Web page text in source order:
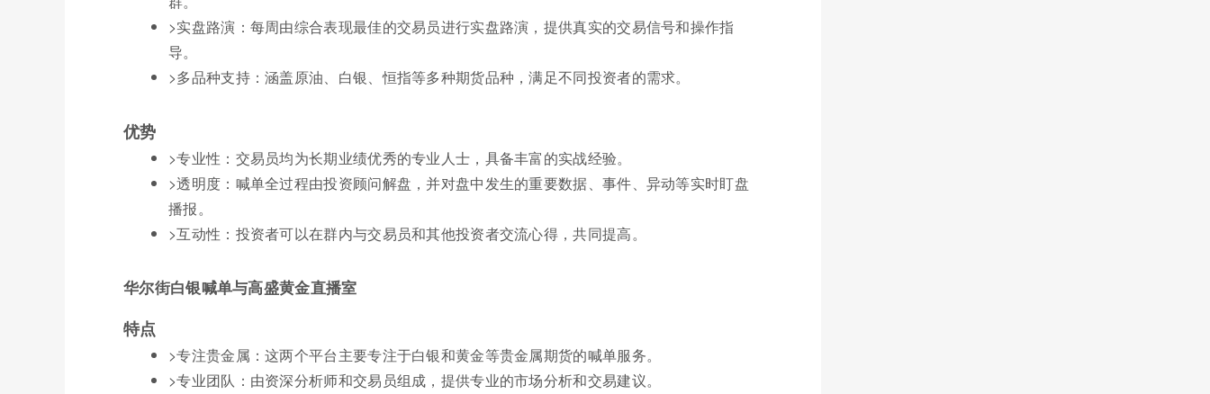
>实盘路演：每周由综合表现最佳的交易员进行实盘路演，提供真实的交易信号和操作指
导。
>多品种支持：涵盖原油、白银、恒指等多种期货品种，满足不同投资者的需求。
优势
>专业性：交易员均为长期业绩优秀的专业人士，具备丰富的实战经验。
>透明度：喊单全过程由投资顾问解盘，并对盘中发生的重要数据、事件、异动等实时盯盘
播报。
>互动性：投资者可以在群内与交易员和其他投资者交流心得，共同提高。
华尔街白银喊单与高盛黄金直播室
特点
>专注贵金属：这两个平台主要专注于白银和黄金等贵金属期货的喊单服务。
>专业团队：由资深分析师和交易员组成，提供专业的市场分析和交易建议。